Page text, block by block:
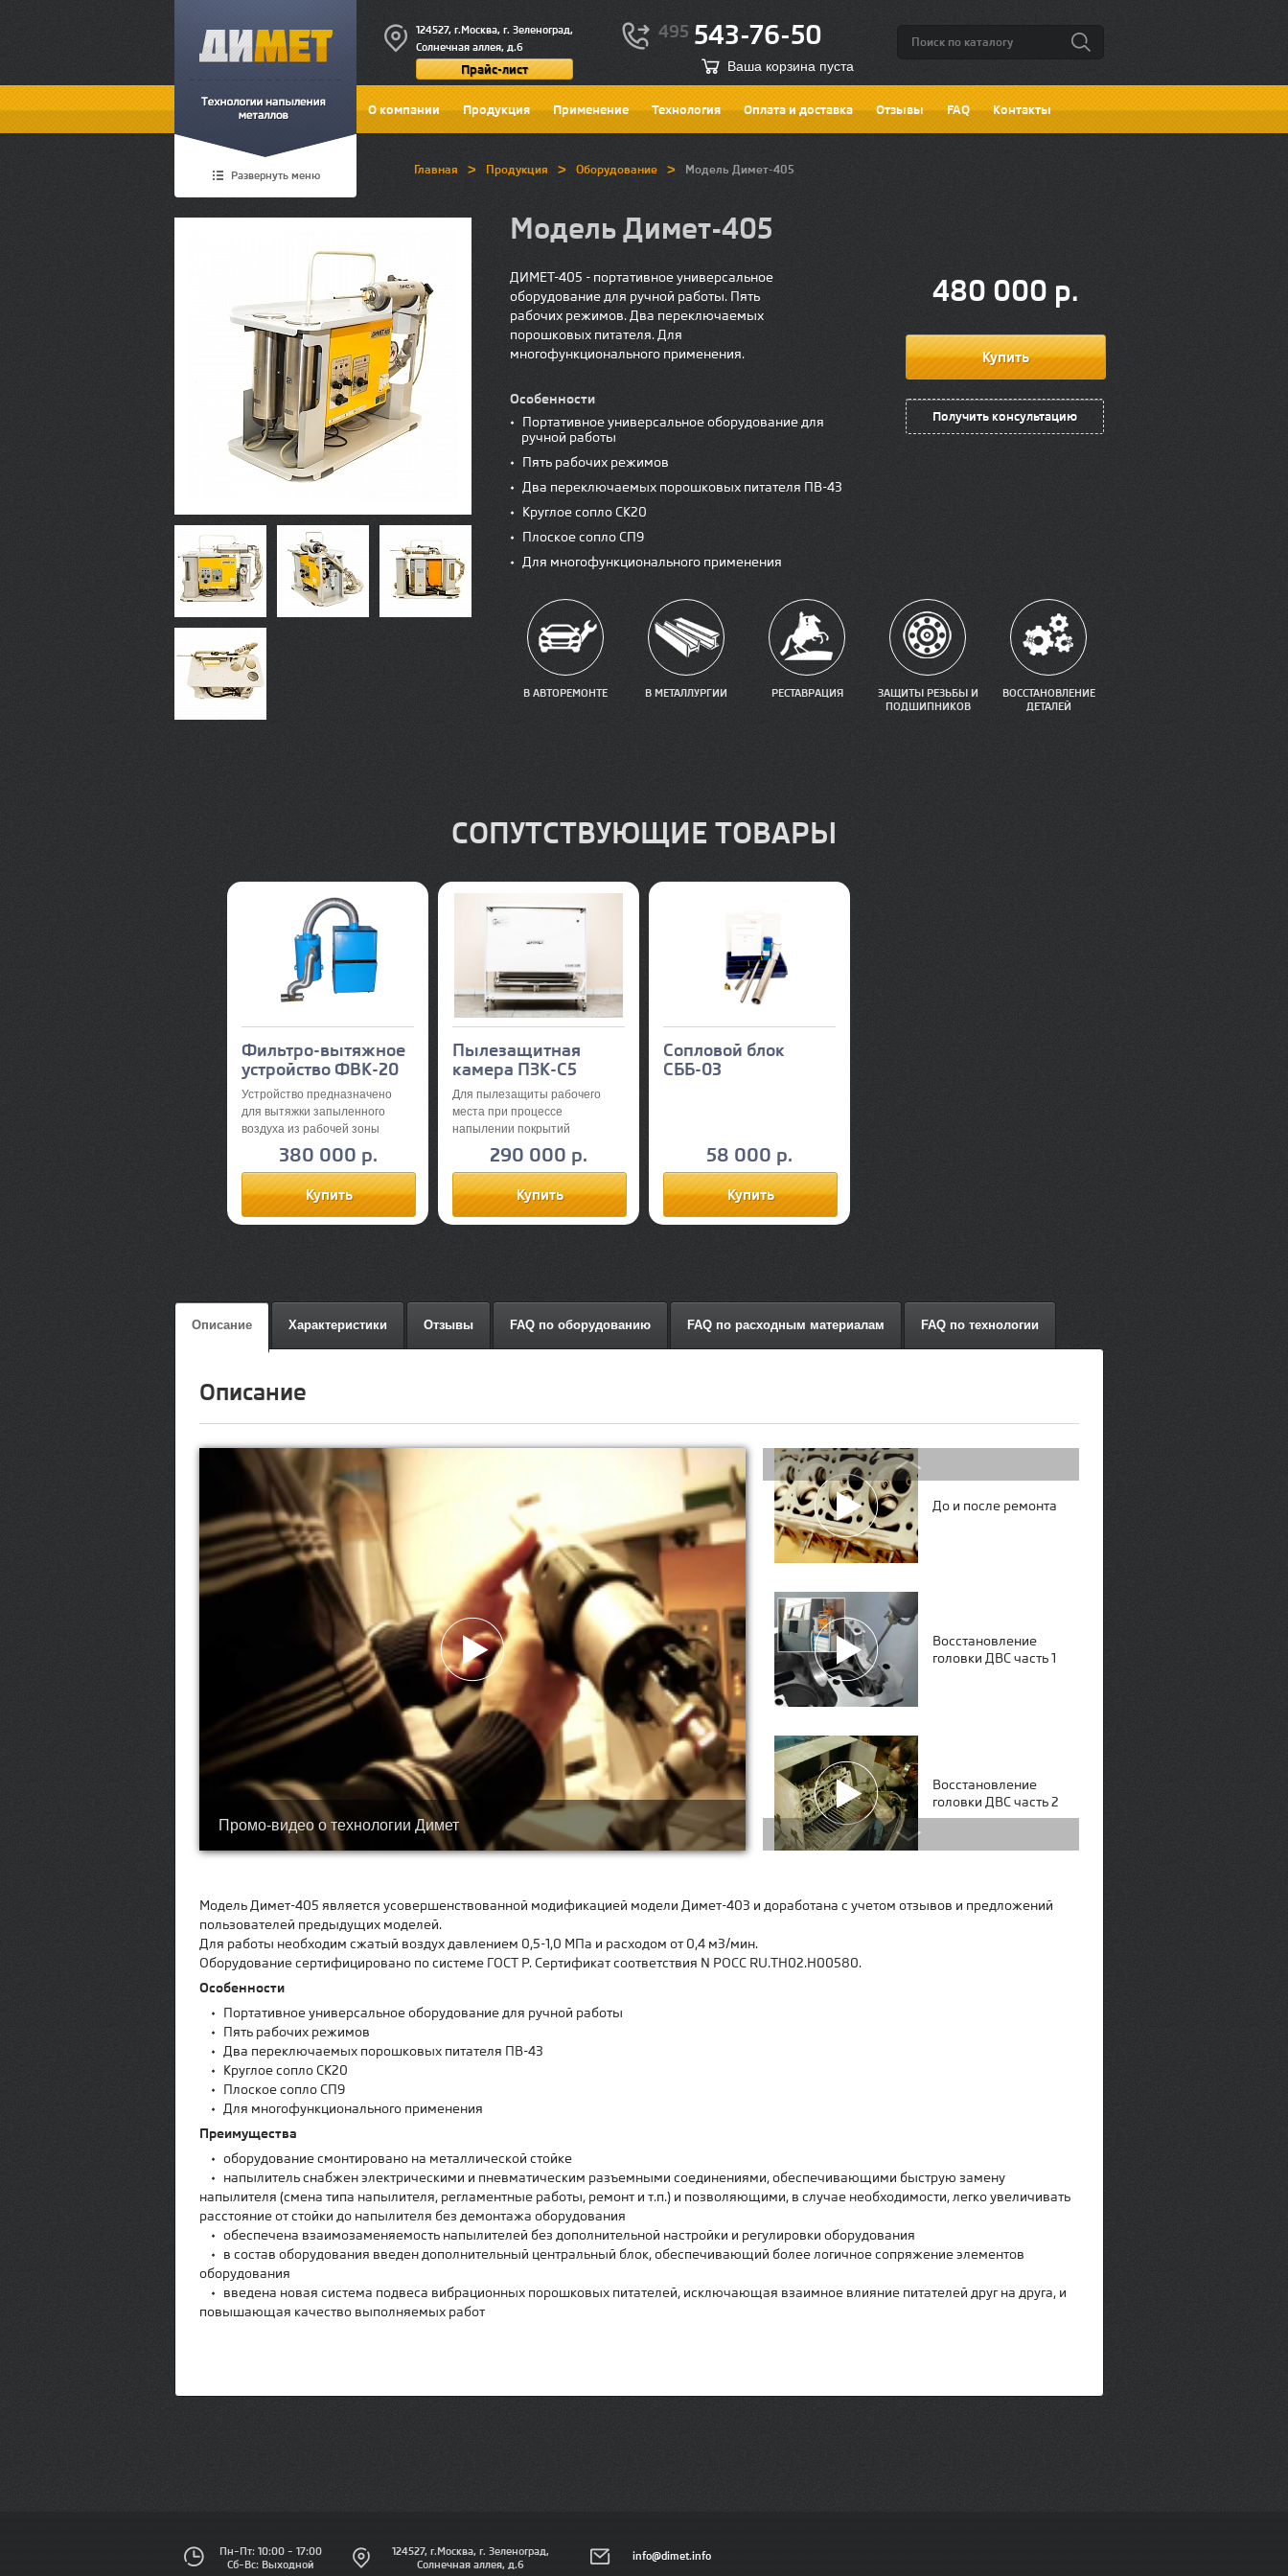
Развернуть меню
124527, г.Москва, г. Зеленоград,
Солнечная аллея, д.6
Прайс-лист
495 543-76-50
Ваша корзина пуста
О компании Продукция Применение Технология Оплата и доставка Отзывы FAQ Контакты
Главная > Продукция > Оборудование > Модель Димет-405
Модель Димет-405
480 000 р.
Получить консультацию
ДИМЕТ-405 - портативное универсальное
оборудование для ручной работы. Пять
рабочих режимов. Два переключаемых
порошковых питателя. Для
многофункционального применения.
Особенности
• Портативное универсальное оборудование для
ручной работы
• Пять рабочих режимов
•
Два переключаемых порошковых питателя ПВ-43
• Круглое сопло СК20
•
Плоское сопло СП9
• Для многофункционального применения
В АВТОРЕМОНТЕ В МЕТАЛЛУРГИИ РЕСТАВРАЦИЯ
ЗАЩИТЫ РЕЗЬБЫ И
ПОДШИПНИКОВ
ВОССТАНОВЛЕНИЕ
ДЕТАЛЕЙ
СОПУТСТВУЮЩИЕ ТОВАРЫ
Фильтро-вытяжное
устройство ФВК-20
Устройство предназначено
для вытяжки запыленного
воздуха из рабочей зоны
(пылезащищенной камеры) и
его двуступенчатой очистки.
380 000 р.
Пылезащитная
камера ПЗК-С5
Для пылезащиты рабочего
места при процессе
напылении покрытий
290 000 р.
Сопловой блок
СББ-03
58 000 р.
Описание Характеристики Отзывы FAQ по оборудованию FAQ по расходным материалам FAQ по технологии
Описание
Промо-видео о технологии Димет
До и после ремонта
Восстановление
головки ДВС часть 1
Восстановление
головки ДВС часть 2
Модель Димет-405 является усовершенствованной модификацией модели Димет-403 и доработана с учетом отзывов и предложений
пользователей предыдущих моделей.
Для работы необходим сжатый воздух давлением 0,5-1,0 МПа и расходом от 0,4 м3/мин.
Оборудование сертифицировано по системе ГОСТ Р. Сертификат соответствия N РОСС RU.ТН02.Н00580.
Особенности
• Портативное универсальное оборудование для ручной работы
• Пять рабочих режимов
• Два переключаемых порошковых питателя ПВ-43
• Круглое сопло СК20
• Плоское сопло СП9
• Для многофункционального применения
Преимущества
• оборудование смонтировано на металлической стойке
• напылитель снабжен электрическими и пневматическим разъемными соединениями, обеспечивающими быструю замену
напылителя (смена типа напылителя, регламентные работы, ремонт и т.п.) и позволяющими, в случае необходимости, легко увеличивать
расстояние от стойки до напылителя без демонтажа оборудования
• обеспечена взаимозаменяемость напылителей без дополнительной настройки и регулировки оборудования
• в состав оборудования введен дополнительный центральный блок, обеспечивающий более логичное сопряжение элементов
оборудования
• введена новая система подвеса вибрационных порошковых питателей, исключающая взаимное влияние питателей друг на друга, и
повышающая качество выполняемых работ
Пн–Пт: 10:00 – 17:00
Сб–Вс: Выходной
124527, г.Москва, г. Зеленоград,
Солнечная аллея, д.6
info@dimet.info